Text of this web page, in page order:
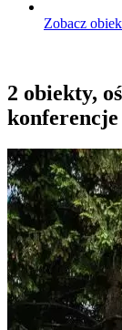
Zobacz
2 obiekty,
konferencje